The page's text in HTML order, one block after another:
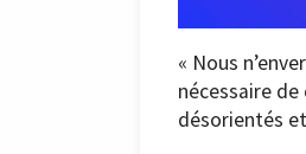
« Nous
nécessaire
désorientés